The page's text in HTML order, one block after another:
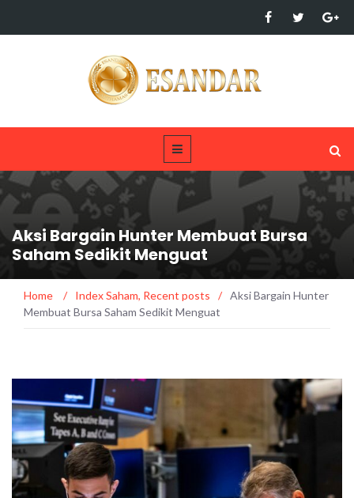
Aksi Bargain Hunter Membuat Bursa
Saham Sedikit Menguat
Home / Index Saham, Recent posts / Aksi Bargain Hunter
Membuat Bursa Saham Sedikit Menguat